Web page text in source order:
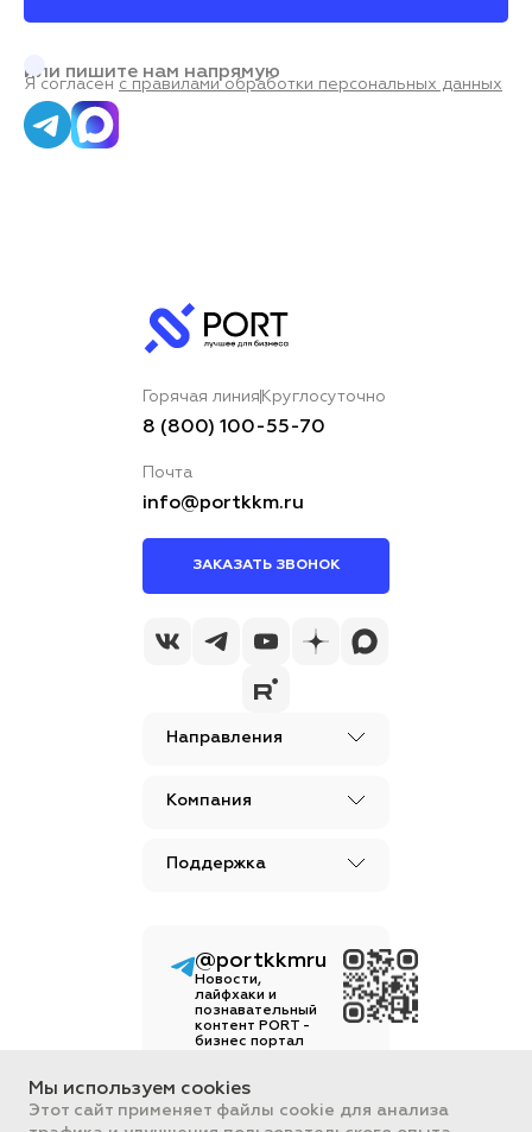
Я согласен с правилами обработки персональных данных
или пишите нам напрямую
Направления
Компания
Поддержка
Горячая линия Круглосуточно
8 (800) 100-55-70
Почта
info@portkkm.ru
ЗАКАЗАТЬ ЗВОНОК
Вся информация, размещенная на
сайте, носит ознакомительный
характер и не является
@portkkmru
Новости,
лайфхаки и
познавательный
контент PORT -
бизнес портал
Мы используем cookies
Этот сайт применяет файлы cookie для анализа